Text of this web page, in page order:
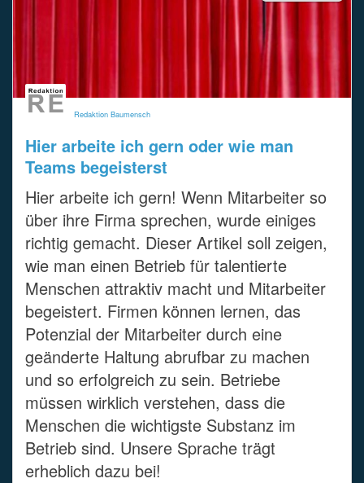
Redaktion Baumensch
Hier arbeite ich gern oder wie man
Teams begeisterst
Hier arbeite ich gern! Wenn Mitarbeiter so
über ihre Firma sprechen, wurde einiges
richtig gemacht. Dieser Artikel soll zeigen,
wie man einen Betrieb für talentierte
Menschen attraktiv macht und Mitarbeiter
begeistert. Firmen können lernen, das
Potenzial der Mitarbeiter durch eine
geänderte Haltung abrufbar zu machen
und so erfolgreich zu sein. Betriebe
müssen wirklich verstehen, dass die
Menschen die wichtigste Substanz im
Betrieb sind. Unsere Sprache trägt
erheblich dazu bei!